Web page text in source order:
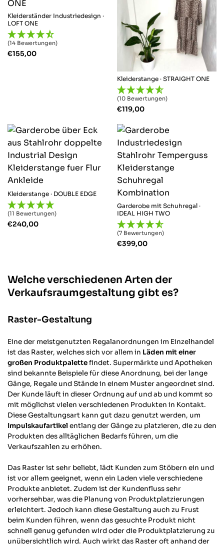
Kleiderständer Industriedesign ·
LOFT ONE
(14 Bewertungen)
€155,00
Kleiderstange · STRAIGHT ONE
(10 Bewertungen)
€119,00
Kleiderstange · DOUBLE EDGE
(11 Bewertungen)
€240,00
Garderobe mit Schuhregal ·
IDEAL HIGH TWO
(7 Bewertungen)
€399,00
Welche verschiedenen Arten der
Verkaufsraumgestaltung gibt es?
Raster-Gestaltung
Eine der meistgenutzten Regalanordnungen im Einzelhandel
ist das Raster, welches sich vor allem in Läden mit einer
großen Produktpalettefindet. Supermärkte und Apotheken
sind bekannte Beispiele für diese Anordnung, bei der lange
Gänge, Regale und Stände in einem Muster angeordnet sind.
Der Kunde läuft in dieser Ordnung auf und ab und kommt so
mit möglichst vielen verschiedenen Produkten in Kontakt.
Diese Gestaltungsart kann gut dazu genutzt werden, um
Impulskaufartikelentlang der Gänge zu platzieren, die zu den
Produkten des alltäglichen Bedarfs führen, um die
Verkaufszahlen zu erhöhen.
Das Raster ist sehr beliebt, lädt Kunden zum Stöbern ein und
ist vor allem geeignet, wenn ein Laden viele verschiedene
Produkte anbietet. Zudem ist der Kundenfluss sehr
vorhersehbar, was die Planung von Produktplatzierungen
erleichtert. Jedoch kann diese Gestaltung auch zu Frust
beim Kunden führen, wenn das gesuchte Produkt nicht
schnell genug gefunden wird oder die Produktplatzierung zu
unübersichtlich wird. Auch wirkt das Raster oft anhand der